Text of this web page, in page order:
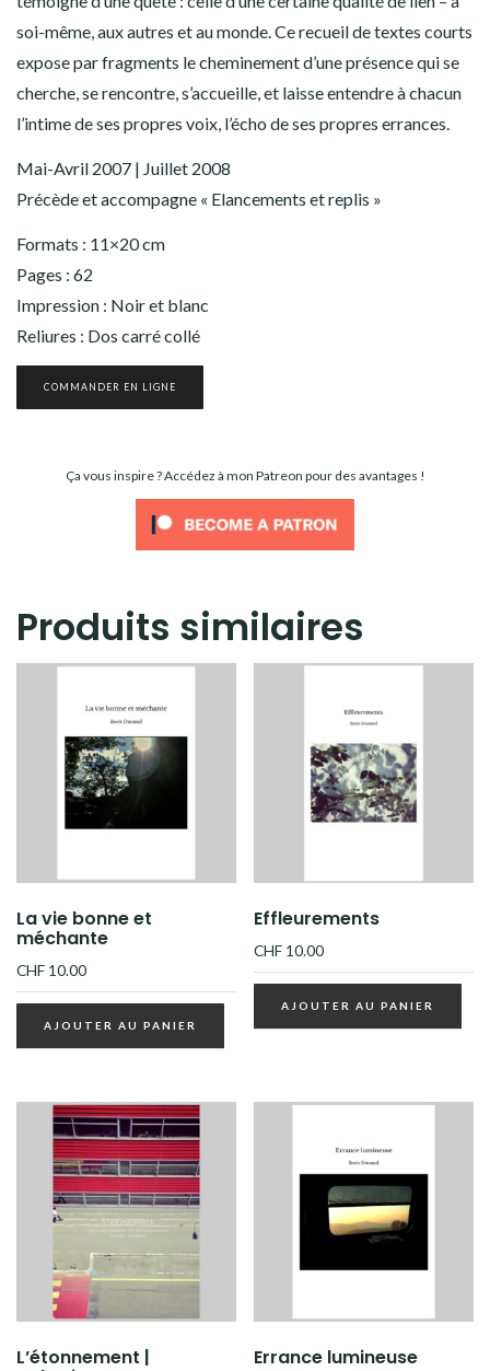
soi-même, aux autres et au monde. Ce recueil de textes courts
expose par fragments le cheminement d’une présence qui se
cherche, se rencontre, s’accueille, et laisse entendre à chacun
l’intime de ses propres voix, l’écho de ses propres errances.
Mai-Avril 2007 | Juillet 2008
Précède et accompagne « Elancements et replis »
Formats : 11×20 cm
Pages : 62
Impression : Noir et blanc
Reliures : Dos carré collé
COMMANDER EN LIGNE
Ça vous inspire ? Accédez à mon Patreon pour des avantages !
Produits similaires
La vie bonne et
méchante
CHF 10.00
AJOUTER AU PANIER
Effleurements
CHF 10.00
AJOUTER AU PANIER
L’étonnement | Errance lumineuse